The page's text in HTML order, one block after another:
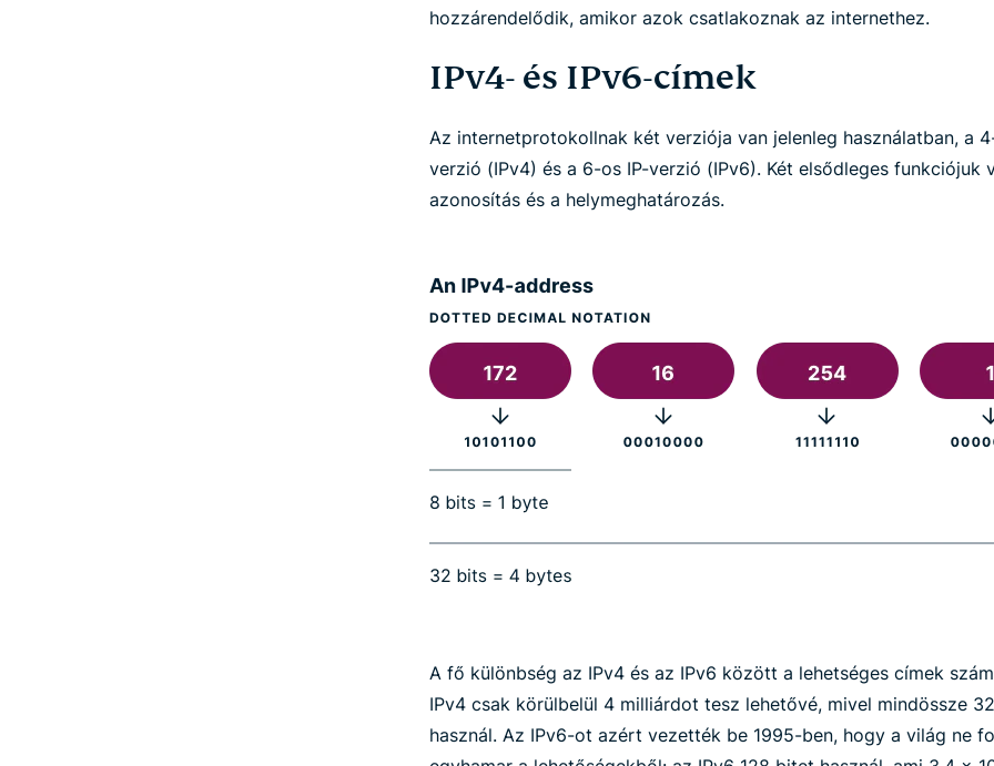
hozzárendelődik, amikor azok csatlakoznak az internethez.
IPv4- és IPv6-címek
Az internetprotokollnak két verziója van jelenleg használatban, a
verzió (IPv4) és a 6-os IP-verzió (IPv6). Két elsődleges funkciójuk
azonosítás és a helymeghatározás.
A fő különbség az IPv4 és az IPv6 között a lehetséges címek
IPv4 csak körülbelül 4 milliárdot tesz lehetővé, mivel mindössze
használ. Az IPv6-ot azért vezették be 1995-ben, hogy a világ ne